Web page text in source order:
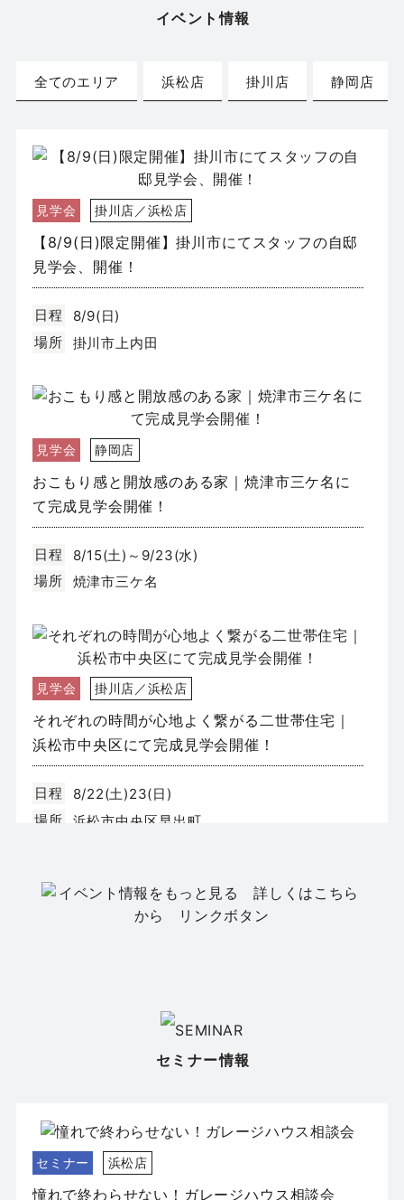
イベント情報
全てのエリア 浜松店 掛川店 静岡店
見学会 掛川店／浜松店
【8/9(日)限定開催】掛川市にてスタッフの自邸
見学会、開催！
日程
8/9(日)
場所
掛川市上内田
見学会 静岡店
おこもり感と開放感のある家｜焼津市三ケ名に
て完成見学会開催！
日程
8/15(土)～9/23(水)
場所
焼津市三ケ名
見学会 掛川店／浜松店
それぞれの時間が心地よく繋がる二世帯住宅｜
浜松市中央区にて完成見学会開催！
日程
8/22(土)23(日)
場所
浜松市中央区早出町
静岡店
静岡市葵区新伝馬セミナー情報
セミナー 浜松店
憧れで終わらせない！ガレージハウス相談会